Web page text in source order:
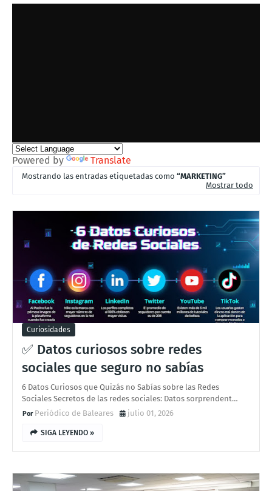
Powered by Translate
Mostrando las entradas etiquetadas como
MARKETING
Mostrar todo
Curiosidades
✅ Datos curiosos sobre redes
sociales que seguro no sabías
6 Datos Curiosos que Quizás no Sabías sobre las Redes
Sociales Secretos de las redes sociales: Datos sorprendent…
Periódico de Baleares
julio 01, 2026
SIGA LEYENDO »